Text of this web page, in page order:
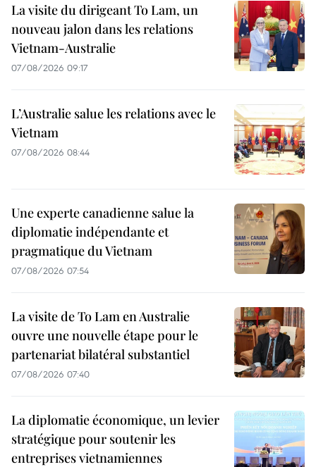
La visite du dirigeant To Lam, un
nouveau jalon dans les relations
Vietnam-Australie
07/08/2026 09:17
L’Australie salue les relations avec le
Vietnam
07/08/2026 08:44
Une experte canadienne salue la
diplomatie indépendante et
pragmatique du Vietnam
07/08/2026 07:54
La visite de To Lam en Australie
ouvre une nouvelle étape pour le
partenariat bilatéral substantiel
07/08/2026 07:40
La diplomatie économique, un levier
stratégique pour soutenir les
entreprises vietnamiennes